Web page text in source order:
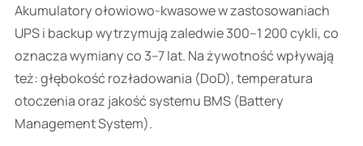
Akumulatory ołowiowo-kwasowe w zastosowaniach
UPS i backup wytrzymują zaledwie 300–1 200 cykli, co
oznacza wymiany co 3–7 lat. Na żywotność wpływają
też: głębokość rozładowania (DoD), temperatura
otoczenia oraz jakość systemu BMS (Battery
Management System).